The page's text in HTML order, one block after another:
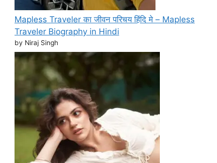
Mapless Traveler का जीवन परिचय हिंदि मे – Mapless
Traveler Biography in Hindi
by Niraj Singh